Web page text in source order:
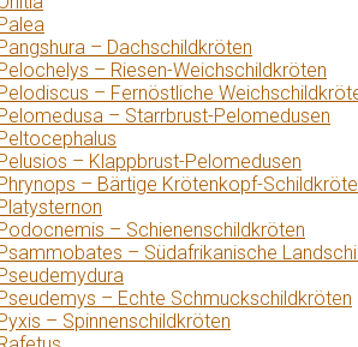
– Dachschildkröten
– Riesen-Weichschildkröten
– Fernöstliche
– Starrbrust-Pelomedusen
– Klappbrust-Pelomedusen
– Bärtige Krötenkopf-
– Schienenschildkröten
– Südafrikanische
– Echte Schmuckschildkröten
– Spinnenschildkröten